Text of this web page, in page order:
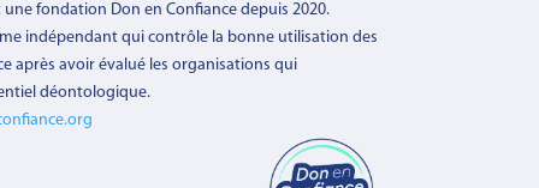
fondation Don en Confiance depuis 2020.
indépendant qui contrôle la bonne utilisation des
après avoir évalué les organisations qui
déontologique.